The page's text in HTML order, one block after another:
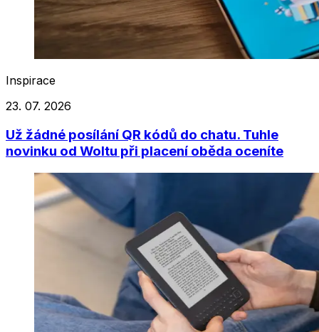
Inspirace
23. 07. 2026
Už žádné posílání QR kódů do chatu. Tuhle
novinku od Woltu při placení oběda oceníte